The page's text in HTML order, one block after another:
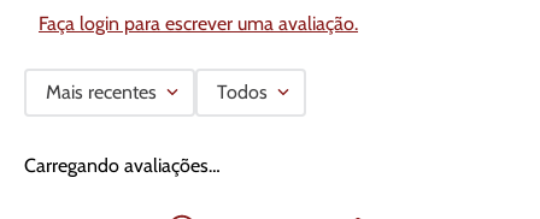
Faça login para escrever uma avaliação.
Mais recentes Todos
Carregando avaliações…